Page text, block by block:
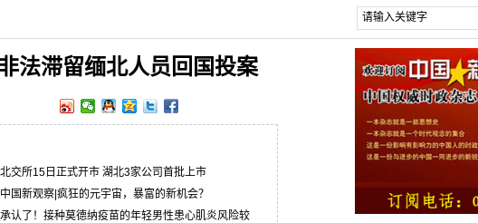
法滞留缅北人员回国投案
北交所15日正式开市 湖北3家公司首批上市
中国新观察|疯狂的元宇宙，暴富的新机会？
承认了！接种莫德纳疫苗的年轻男性患心肌炎风险较